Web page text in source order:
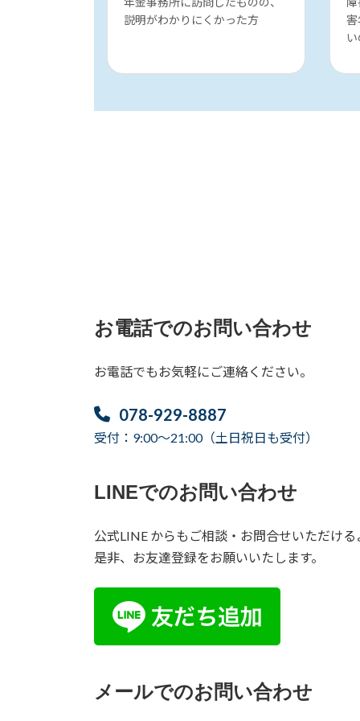
説明がわかりにくかった方
害
お電話でのお問い合わせ
お電話でもお気軽にご連絡ください。
078-929-8887
受付：9:00～21:00（土日祝日も受付）
LINEでのお問い合わせ
公式LINE からもご相談・お問合せいただけ
是非、お友達登録をお願いいたします。
メールでのお問い合わせ